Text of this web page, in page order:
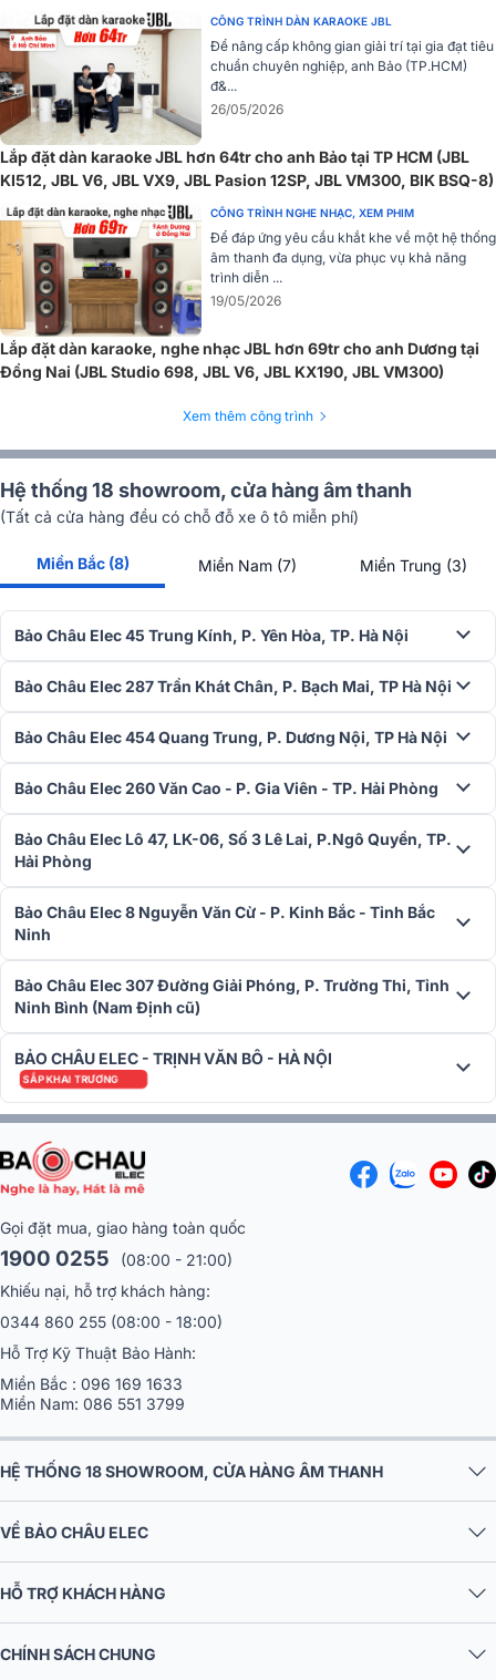
Chất âm chân thực
Điều khiển dải tần từ 20Hz đến 20kHz với độ chính xác đạt +-1dB,
mang lại hiệu suất khuếch đại tuyệt vời và âm thanh chất lượng cao.
Cục đẩy công suất JBL V6 có độ méo thấp đạt ≤0,5% giúp loại bỏ
các hiện tượng méo âm và méo tiếng, mang đến trải nghiệm âm
thanh chân thật và trong trẻo nhất.
Cục đẩy công suất JBL V6 hoạt động bền bỉ với các linh kiện hiện
đại, phần quạt gió và lưới lọc bụi giúp giảm thiểu sự cố giúp hạ nhiệt
độ bên trong thiết bị, ngăn ngừa việc quá nóng gây ra hư hỏng linh
kiện bên trong cục đẩy. Lưới lọc bụi đảm bảo không khí được lưu
thông tốt và giảm thiểu nguy cơ hỏng hóc do bụi bẩn. Điều này giúp
cho cục đẩy công suất hoạt động ổn định và có tuổi thọ cao hơn.
Dễ dàng phối ghép
Cục đẩy công suất JBL V6 có tính ứng dụng cao và có thể phối
ghép dễ dàng với nhiều loại thiết bị âm thanh như vang số, vang cơ,
đầu karaoke, loa karaoke để tạo ra hệ thống âm thanh chuyên
nghiệp.
CÔNG TRÌNH DÀN KARAOKE JBL
Để nâng cấp không gian giải trí tại gia đạt tiêu
chuẩn chuyên nghiệp, anh Bảo (TP.HCM)
đ&...
26/05/2026
Lắp đặt dàn karaoke JBL hơn 64tr cho anh Bảo tại TP HCM (JBL
KI512, JBL V6, JBL VX9, JBL Pasion 12SP, JBL VM300, BIK BSQ-8)
CÔNG TRÌNH NGHE NHẠC, XEM PHIM
Để đáp ứng yêu cầu khắt khe về một hệ thống
âm thanh đa dụng, vừa phục vụ khả năng
trình diễn ...
19/05/2026
Lắp đặt dàn karaoke, nghe nhạc JBL hơn 69tr cho anh Dương tại
Đồng Nai (JBL Studio 698, JBL V6, JBL KX190, JBL VM300)
Xem thêm công trình
Hệ thống 18 showroom, cửa hàng âm thanh
(Tất cả cửa hàng đều có chỗ đỗ xe ô tô miễn phí)
Miền Bắc (8) Miền Nam (7) Miền Trung (3)
Bảo Châu Elec 45 Trung Kính, P. Yên Hòa, TP. Hà Nội
Bảo Châu Elec 287 Trần Khát Chân, P. Bạch Mai, TP Hà Nội
Bảo Châu Elec 454 Quang Trung, P. Dương Nội, TP Hà Nội
Bảo Châu Elec 260 Văn Cao - P. Gia Viên - TP. Hải Phòng
Bảo Châu Elec Lô 47, LK-06, Số 3 Lê Lai, P.Ngô Quyền, TP.
Hải Phòng
Bảo Châu Elec 8 Nguyễn Văn Cừ - P. Kinh Bắc - Tỉnh Bắc
Ninh
Bảo Châu Elec 307 Đường Giải Phóng, P. Trường Thi, Tỉnh
Ninh Bình (Nam Định cũ)
BẢO CHÂU ELEC - TRỊNH VĂN BÔ - HÀ NỘI
SẮP KHAI TRƯƠNG
Gọi đặt mua, giao hàng toàn quốc
1900 0255
(08:00 - 21:00)
Khiếu nại, hỗ trợ khách hàng:
0344 860 255 (08:00 - 18:00)
Hỗ Trợ Kỹ Thuật Bảo Hành:
Miền Bắc : 096 169 1633
Miền Nam: 086 551 3799
HỆ THỐNG 18 SHOWROOM, CỬA HÀNG ÂM THANH
VỀ BẢO CHÂU ELEC
HỖ TRỢ KHÁCH HÀNG
CHÍNH SÁCH CHUNG